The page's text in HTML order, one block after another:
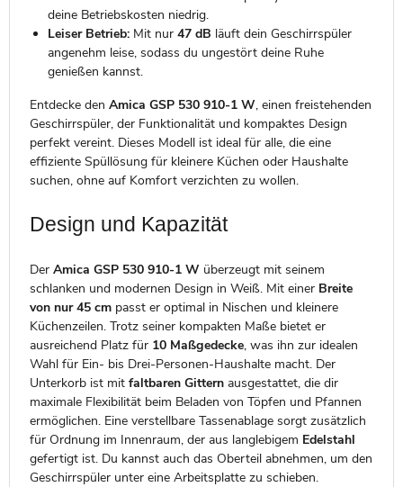
deine Betriebskosten niedrig.
Leiser Betrieb:Mit nur 47 dB läuft dein Geschirrspüler
angenehm leise, sodass du ungestört deine Ruhe
genießen kannst.
Entdecke den Amica GSP 530 910-1 W, einen freistehenden
Geschirrspüler, der Funktionalität und kompaktes Design
perfekt vereint. Dieses Modell ist ideal für alle, die eine
effiziente Spüllösung für kleinere Küchen oder Haushalte
suchen, ohne auf Komfort verzichten zu wollen.
Design und Kapazität
Der Amica GSP 530 910-1 W überzeugt mit seinem
schlanken und modernen Design in Weiß. Mit einer Breite
von nur 45 cmpasst er optimal in Nischen und kleinere
Küchenzeilen. Trotz seiner kompakten Maße bietet er
ausreichend Platz für 10 Maßgedecke, was ihn zur idealen
Wahl für Ein- bis Drei-Personen-Haushalte macht. Der
Unterkorb ist mit faltbaren Gitternausgestattet, die dir
maximale Flexibilität beim Beladen von Töpfen und Pfannen
ermöglichen. Eine verstellbare Tassenablage sorgt zusätzlich
für Ordnung im Innenraum, der aus langlebigem Edelstahl
gefertigt ist. Du kannst auch das Oberteil abnehmen, um den
Geschirrspüler unter eine Arbeitsplatte zu schieben.